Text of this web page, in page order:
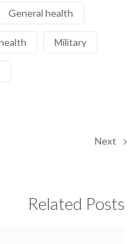
General health
Military
Next
Related Posts